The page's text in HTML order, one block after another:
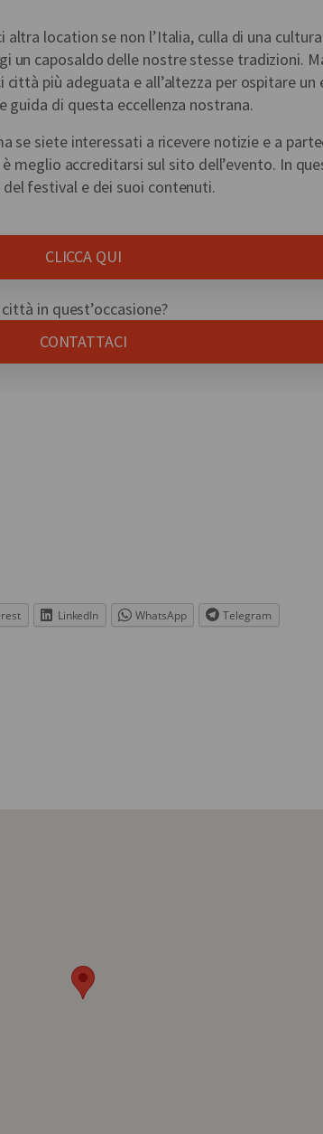
altra location se non l’Italia, culla di una cultura
un caposaldo delle nostre stesse tradizioni.
più adeguata e all’altezza per ospitare un
guida di questa eccellenza nostrana.
se siete interessati a ricevere notizie e a
meglio accreditarsi sul sito dell’evento. In
festival e dei suoi contenuti.
CLICCA QUI
in quest’occasione?
CONTATTACI
LinkedIn WhatsApp Telegram